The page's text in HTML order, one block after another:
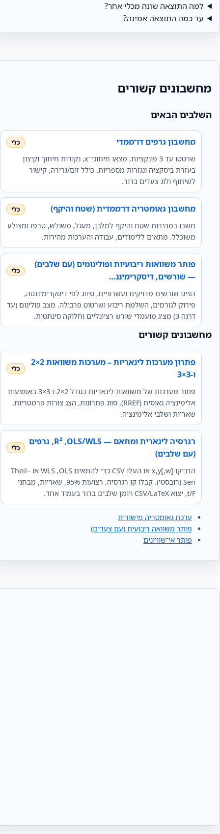
למה התוצאה שונה מכלי אחר?
עד כמה התוצאה אמינה?
מחשבונים קשורים
השלבים הבאים
מחשבון גרפים דו־ממדי
שרטטו עד 3 פונקציות, מצאו חיתוכי־x, נקודות חיתוך וקיצון
בעזרת ביסקציה ונגזרות מספריות. כולל זום/גרירה, קישור
לשיתוף ולוג צעדים ברור.
מחשבון גאומטריה דו־ממדית (שטח והיקף)
חשבו במהירות שטח והיקף למלבן, מעגל, משולש, טרפז ומצולע
משוכלל. מתאים ללימודים, עבודה והערכות מהירות.
פותר משוואות ריבועיות ופולינומים (עם שלבים)
— שורשים, דיסקרימיננ…
הציגו שורשים מדויקים ועשרוניים, סיווג לפי דיסקרימיננטה,
פירוק לגורמים, השלמת ריבוע ושרטוט פרבולה. מצב פולינום (עד
דרגה 3) מציג מועמדי שורש רציונליים וחלוקה סינתטית.
מחשבונים קשורים
פתרון מערכות לינאריות – מערכות משוואות 2×2
פתור מערכות של משוואות לינאריות בגודל 2×2 ו-3×3 באמצעות
אלימינציה גאוסית (RREF), סווג פתרונות, הצג צורות פרמטריות,
שאריות ושלבי אלימינציה.
רגרסיה לינארית ומתאם — OLS/WLS, ‏R², גרפים
(עם שלבים)
הדביקו x,y[,w] או העלו CSV כדי להתאים OLS, ‏WLS או Theil–
Sen (רובסטי). קבלו קו רגרסיה, רצועות 95%, שאריות, מבחני
t/F, יצוא CSV/LaTeX ויומן שלבים ברור בעמוד אחד.
ערכת גאומטריה מישורית
פותר משוואה ריבועית (עם צעדים)
פותר אי־שוויונים